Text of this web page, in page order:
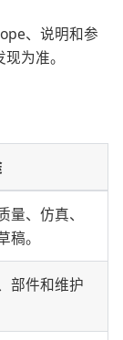
、说明和参
为准。
、仿真、
。
部件和维护